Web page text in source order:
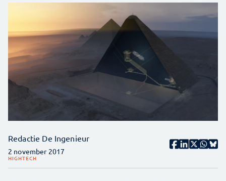
Redactie De Ingenieur
2 november 2017
HIGHTECH